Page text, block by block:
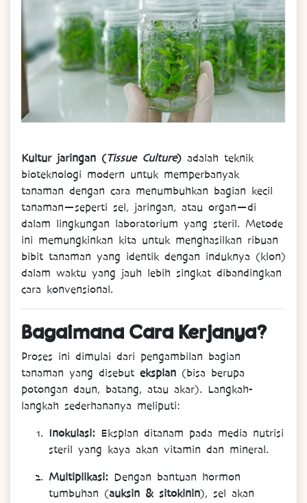
Kultur jaringan (Tissue Culture) adalah teknik
bioteknologi modern untuk memperbanyak
tanaman dengan cara menumbuhkan bagian kecil
tanaman—seperti sel, jaringan, atau organ—di
dalam lingkungan laboratorium yang steril. Metode
ini memungkinkan kita untuk menghasilkan ribuan
bibit tanaman yang identik dengan induknya (klon)
dalam waktu yang jauh lebih singkat dibandingkan
cara konvensional.
Bagaimana Cara Kerjanya?
Proses ini dimulai dari pengambilan bagian
tanaman yang disebut eksplan (bisa berupa
potongan daun, batang, atau akar). Langkah-
langkah sederhananya meliputi:
Inokulasi: Eksplan ditanam pada media nutrisi
steril yang kaya akan vitamin dan mineral.
Multiplikasi: Dengan bantuan hormon
tumbuhan (auksin & sitokinin), sel akan